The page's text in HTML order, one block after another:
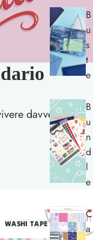
B
u
s
t
e
B
u
n
d
l
e
C
a
davvero
WASHI TAPE